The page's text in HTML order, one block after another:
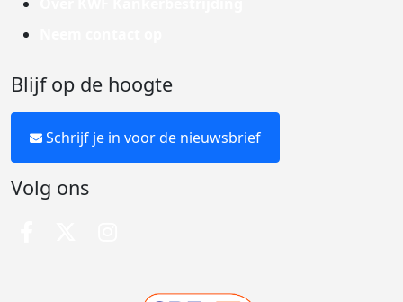
Blijf op de hoogte
Schrijf je in voor de nieuwsbrief
Volg ons